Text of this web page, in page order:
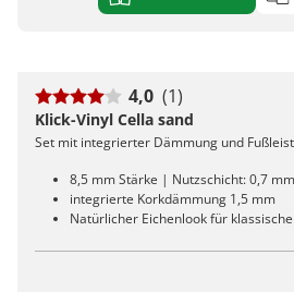
4,0 (1)
Klick-Vinyl Cella sand
Set mit integrierter Dämmung und
8,5 mm Stärke | Nutzschicht: 0,7
integrierte Korkdämmung 1,5 mm
Natürlicher Eichenlook für